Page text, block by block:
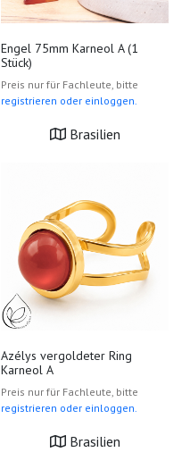
Engel 75mm Karneol A (1
Stück)
Preis nur für Fachleute, bitte
registrieren oder einloggen.
Brasilien
Azélys vergoldeter Ring
Karneol A
Preis nur für Fachleute, bitte
registrieren oder einloggen.
Brasilien